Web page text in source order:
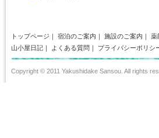
トップページ ｜ 宿泊のご案内 ｜ 施設のご案内 ｜ 薬
山小屋日記 ｜ よくある質問 ｜ プライバシーポリシ
Copyright © 2011 Yakushidake Sansou. All rights